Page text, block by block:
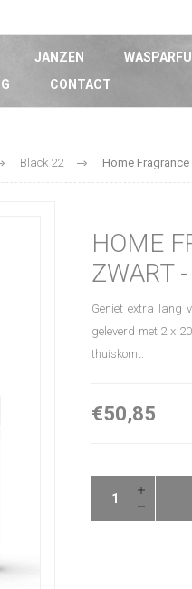
JANZEN
CONTACT
Black 22 Home
HOME
ZWART
Geniet extra lang
geleverd met 2 x
thuiskomt.
€50,85